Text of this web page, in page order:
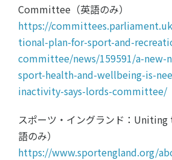
Committee（英語のみ）
https://
tional-plan-for-sport-and-
committee/news/159591/a-new-
sport-health-and-wellbeing-is-
inactivity-says-lords-committee/
スポーツ・イングランド：
語のみ）
https://www.sportengland.org/